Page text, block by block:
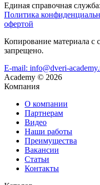
Единая справочная служба:
Политика
офертой
Копирование материала с
запрещено.
E-mail: info@dveri-
Academy © 2026
Компания
О компании
Партнерам
Видео
Наши работы
Преимущества
Вакансии
Статьи
Контакты